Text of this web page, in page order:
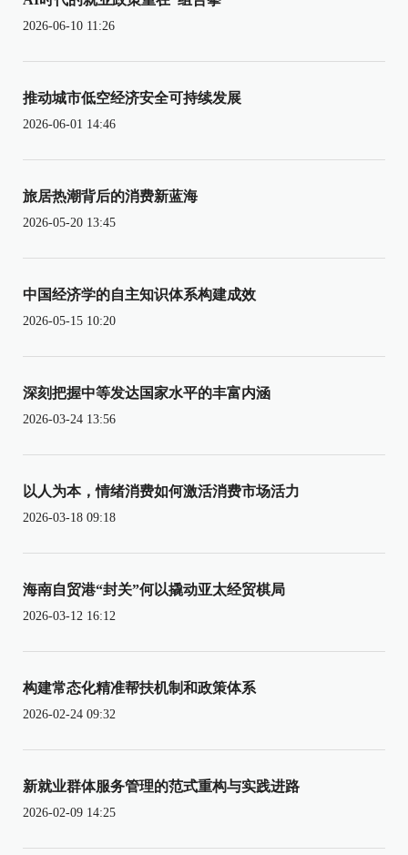
2026-06-10 11:26
推动城市低空经济安全可持续发展
2026-06-01 14:46
旅居热潮背后的消费新蓝海
2026-05-20 13:45
中国经济学的自主知识体系构建成效
2026-05-15 10:20
深刻把握中等发达国家水平的丰富内涵
2026-03-24 13:56
以人为本，情绪消费如何激活消费市场活力
2026-03-18 09:18
海南自贸港“封关”何以撬动亚太经贸棋局
2026-03-12 16:12
构建常态化精准帮扶机制和政策体系
2026-02-24 09:32
新就业群体服务管理的范式重构与实践进路
2026-02-09 14:25